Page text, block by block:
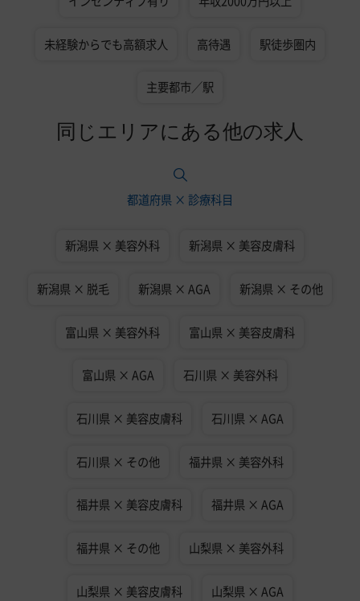
未経験からでも高額求人 高待遇 駅徒歩圏内
主要都市／駅
同じエリアにある他の求人
都道府県 × 診療科目
新潟県 × 美容外科 新潟県 × 美容皮膚科
新潟県 × 脱毛 新潟県 × AGA 新潟県 × その他
富山県 × 美容外科 富山県 × 美容皮膚科
富山県 × AGA 石川県 × 美容外科
石川県 × 美容皮膚科 石川県 × AGA
石川県 × その他 福井県 × 美容外科
福井県 × 美容皮膚科 福井県 × AGA
福井県 × その他 山梨県 × 美容外科
山梨県 × 美容皮膚科 山梨県 × AGA